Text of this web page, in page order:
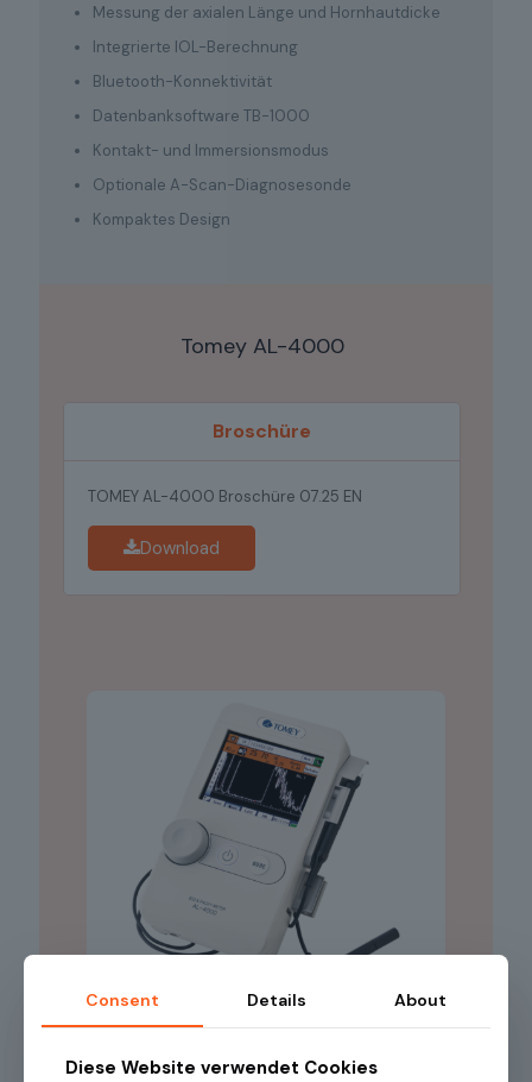
Messung der axialen Länge und Hornhautdicke
Integrierte IOL-Berechnung
Bluetooth-Konnektivität
Datenbanksoftware TB-1000
Kontakt- und Immersionsmodus
Optionale A-Scan-Diagnosesonde
Kompaktes Design
Tomey AL-4000
Broschüre
TOMEY AL-4000 Broschüre 07.25 EN
Download
Consent Details About
Diese Website verwendet Cookies